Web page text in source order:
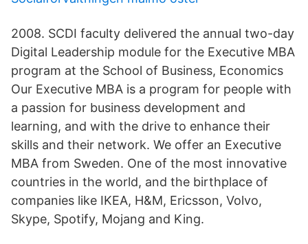
2008. SCDI faculty delivered the annual two-day
Digital Leadership module for the Executive MBA
program at the School of Business, Economics
Our Executive MBA is a program for people with
a passion for business development and
learning, and with the drive to enhance their
skills and their network. We offer an Executive
MBA from Sweden. One of the most innovative
countries in the world, and the birthplace of
companies like IKEA, H&M, Ericsson, Volvo,
Skype, Spotify, Mojang and King.